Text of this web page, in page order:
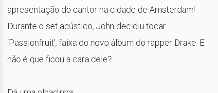
apresentação do cantor na cidade de Amsterdam!
Durante o set acústico, John decidiu tocar
‘Passionfruit’, faixa do novo álbum do rapper Drake. E
não é que ficou a cara dele?